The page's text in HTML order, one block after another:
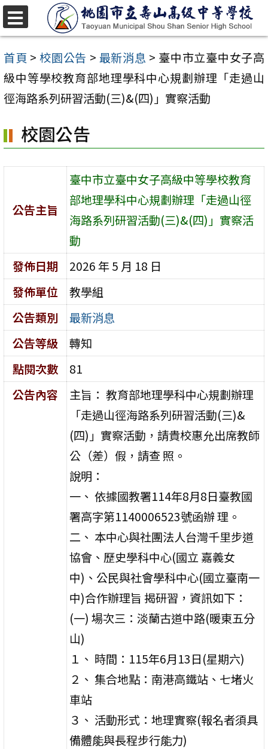
跳
至
主
要
內
區
首頁 > 校園公告 > 最新消息 > 臺中市立臺中女子高
級中等學校教育部地理學科中心規劃辦理「走過山
徑海路系列研習活動(三)&(四)」實察活動
校園公告
公告主旨
臺中市立臺中女子高級中等學校教育
部地理學科中心規劃辦理「走過山徑
海路系列研習活動(三)&(四)」實察活
動
發佈日期
2026 年 5 月 18 日
發佈單位
教學組
公告類別
最新消息
公告等級
轉知
點閱次數
81
公告內容
主旨： 教育部地理學科中心規劃辦理
「走過山徑海路系列研習活動(三)&
(四)」實察活動，請貴校惠允出席教師
公（差）假，請查 照。
說明：
一、 依據國教署114年8月8日臺教國
署高字第1140006523號函辦 理。
二、 本中心與社團法人台灣千里步道
協會、歷史學科中心(國立 嘉義女
中)、公民與社會學科中心(國立臺南一
中)合作辦理旨 揭研習，資訊如下：
(一) 場次三：淡蘭古道中路(暖東五分
山)
１、 時間：115年6月13日(星期六)
２、 集合地點：南港高鐵站、七堵火
車站
３、 活動形式：地理實察(報名者須具
備體能與長程步行能力)
選
單